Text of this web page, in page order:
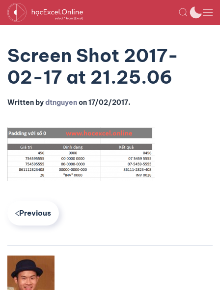
Screen Shot 2017-
02-17 at 21.25.06
Written bydtnguyenon17/02/2017.
Previous